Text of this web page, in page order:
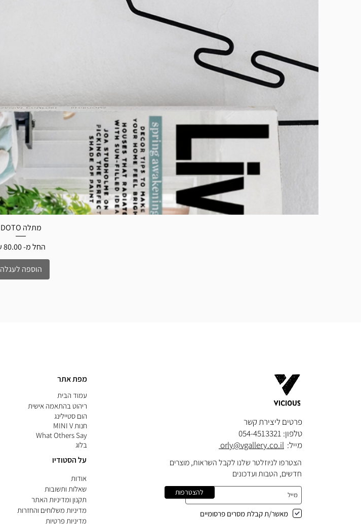
תצוגה מהירה
מתלה DOTO
החל מ-
מחיר מבצע
הוספה לעגלה
מפת אתר
עמוד הבית
ריהוט בהתאמה אישית
הום סטיילינג
חנות MINI V
What Others Say
בלוג
על הסטודיו
אודות
שאלות ותשובות
תקנון ומדיניות האתר
מדיניות משלוחים והחזרות
מדיניות פרטיות
פרטים ליצירת קשר​
טלפון: 054-4513321
מייל: orly@vgallery.co.il
הצטרפו לניוזלטר שלנו לקבל השראות, מוצרים
חדשים, הטבות ועדכונים
להצטרפות
מאשר/ת קבלת מסרים פרסומיים